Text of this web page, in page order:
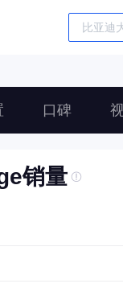
口碑
销量